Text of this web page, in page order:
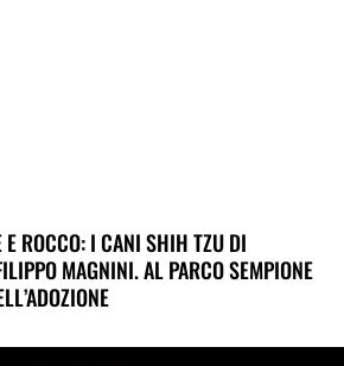
E ROCCO: I CANI SHIH TZU DI
MAGNINI. AL PARCO SEMPIONE